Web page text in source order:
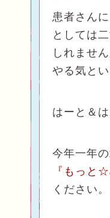
患者さん
としては
しれませ
やる気と
はーと＆
今年一年
『もっと
ください。